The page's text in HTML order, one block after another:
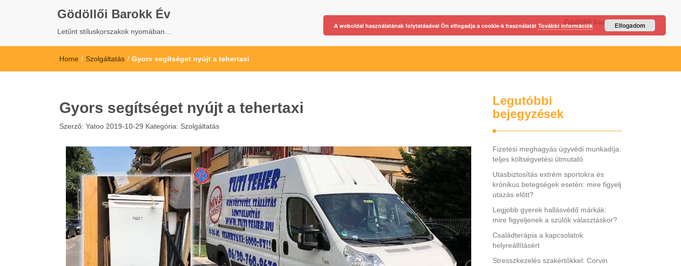
Gödöllői Barokk Év
Letűnt stíluskorszakok nyomában…
Gödöllő kastély
Home / Szolgáltatás / Gyors segítséget nyújt a tehertaxi
Gyors segítséget nyújt a tehertaxi
Szerző: Yatoo 2019-10-29 Kategória: Szolgáltatás
Legutóbbi
bejegyzések
Fizetési meghagyás ügyvédi munkadíja:
teljes költségvetési útmutató
Utasbiztosítás extrém sportokra és
krónikus betegségek esetén: mire figyelj
utazás előtt?
Legjobb gyerek hallásvédő márkák:
mire figyeljenek a szülők választáskor?
Családterápia a kapcsolatok
helyreállításért
Stresszkezelés szakértőkkel: Corvin
A weboldal használatának folytatásával Ön elfogadja a cookie-k használatát További információk Elfogadom